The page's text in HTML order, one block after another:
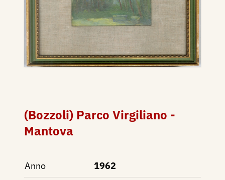
(Bozzoli) Parco Virgiliano -
Mantova
Anno
1962